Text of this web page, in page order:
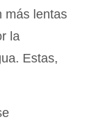
más lentas
la
Estas,